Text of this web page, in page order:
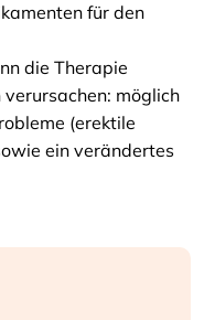
für den
die Therapie
möglich
(erektile
ein verändertes